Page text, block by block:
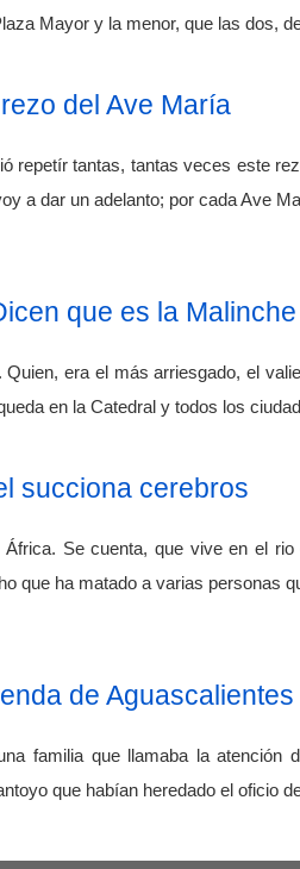
Mayor y la menor, que las dos,
del Ave María
repetír tantas, tantas veces este
a dar un adelanto; por cada Ave
que es la Malinche
Quien, era el más arriesgado, el
en la Catedral y todos los
succiona cerebros
África. Se cuenta, que vive en el
que ha matado a varias personas
de Aguascalientes
familia que llamaba la
que habían heredado el oficio